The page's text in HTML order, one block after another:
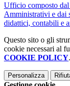
Ufficio composto
Amministrativi e dai
didattici, contabili e
Questo sito o gli
cookie necessari al
COOKIE POLICY.
Personalizza